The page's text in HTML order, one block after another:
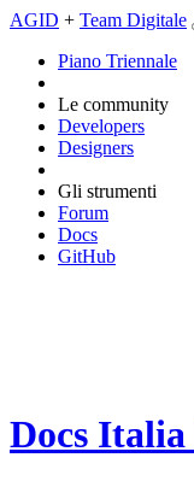
AGID + Team Digitale
Piano Triennale
Le community
Developers
Designers
Gli strumenti
Forum
Docs
GitHub
Docs Italia